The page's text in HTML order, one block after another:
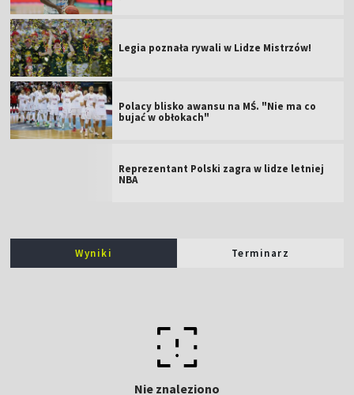
Legia poznała rywali w Lidze Mistrzów!
Polacy blisko awansu na MŚ. "Nie ma co
bujać w obłokach"
Reprezentant Polski zagra w lidze letniej
NBA
Wyniki Terminarz
Nie znaleziono